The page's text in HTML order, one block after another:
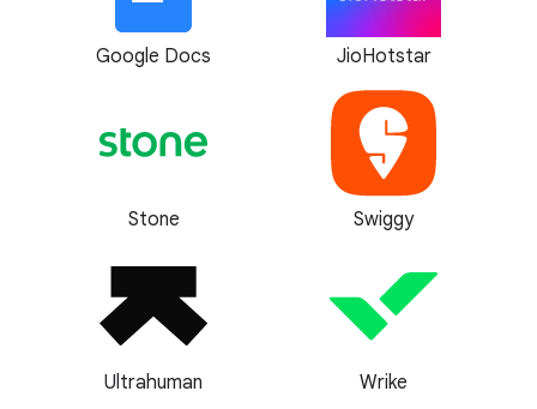
Google Docs JioHotstar
Stone Swiggy
Ultrahuman Wrike